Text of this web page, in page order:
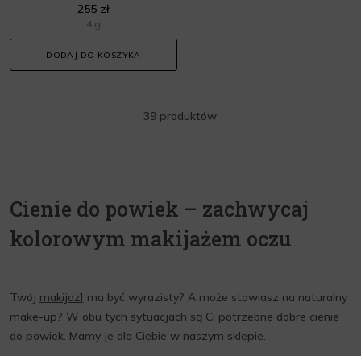
255 zł
4 g
DODAJ DO KOSZYKA
39 produktów
Cienie do powiek – zachwycaj
kolorowym makijażem oczu
Twój makijaż] ma być wyrazisty? A może stawiasz na naturalny
make-up? W obu tych sytuacjach są Ci potrzebne dobre cienie
do powiek. Mamy je dla Ciebie w naszym sklepie.